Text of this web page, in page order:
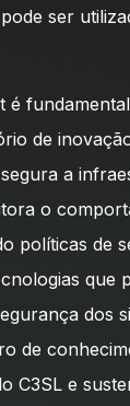
ser
é
de
a
o
políticas de
que
dos
de
C3SL e